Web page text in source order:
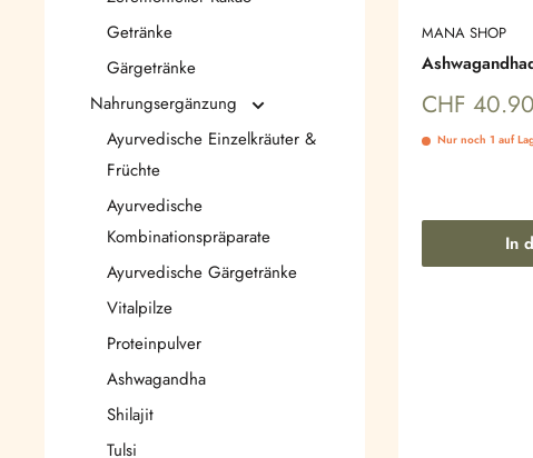
Getränke
Gärgetränke
Nahrungsergänzung
Ayurvedische Einzelkräuter &
Früchte
Ayurvedische
Kombinationspräparate
Ayurvedische Gärgetränke
Vitalpilze
Proteinpulver
Ashwagandha
Shilajit
Tulsi
MANA SHOP
Sonderpreis
CHF 40.90
Nur noch 1 auf
In